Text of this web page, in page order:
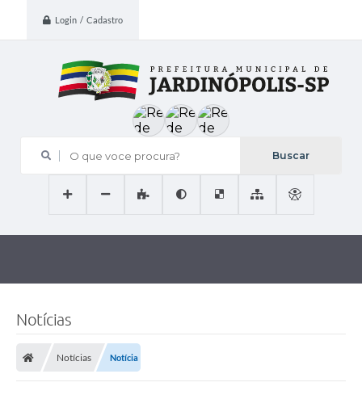
Login / Cadastro
O que voce procura?
Notícias
Notícias Notícia